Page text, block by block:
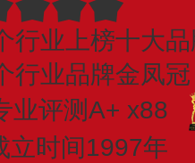
行业上榜十大
行业品牌金凤冠
业评测A+ x88
立时间1997年